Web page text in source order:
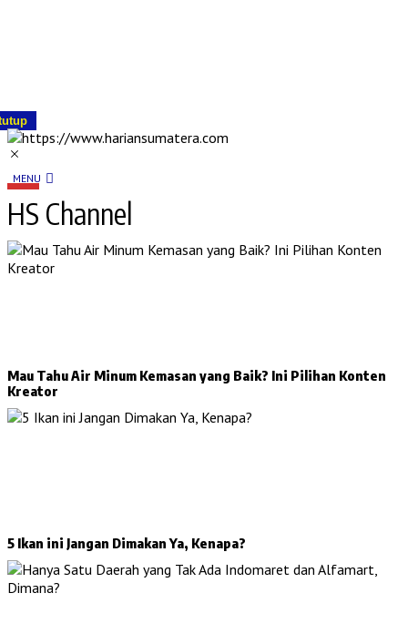
MENU
HS Channel
Mau Tahu Air Minum Kemasan yang Baik? Ini Pilihan Konten
Kreator
5 Ikan ini Jangan Dimakan Ya, Kenapa?